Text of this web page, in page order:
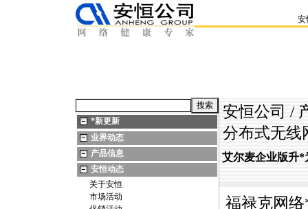
安
*新更新
业界动态
产品信息
安恒动态
关于安恒
市场活动
安恒公司 /
分布式无线
艾尔麦企业版升*
福禄克网络